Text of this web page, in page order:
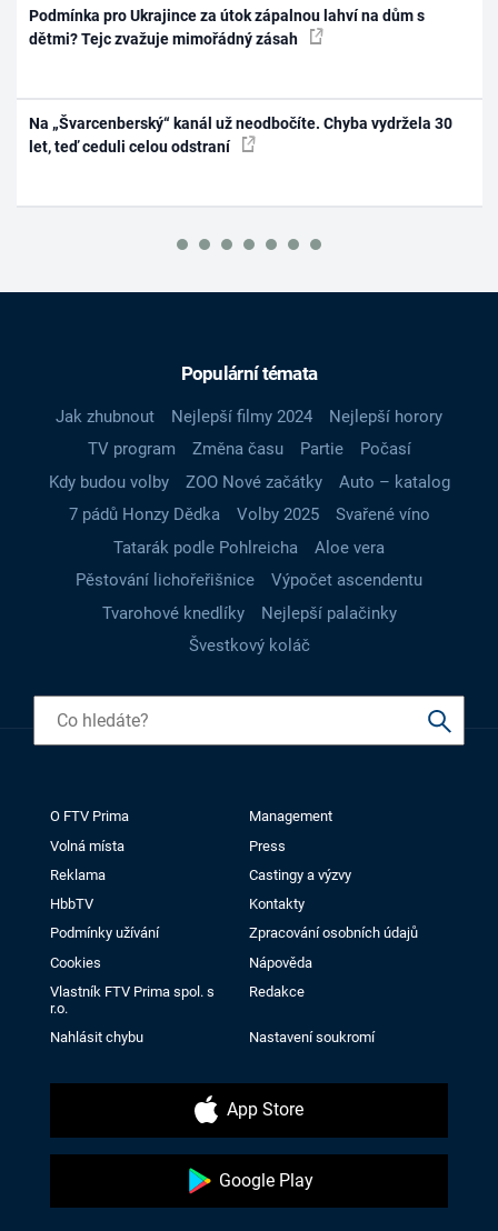
Podmínka pro Ukrajince za útok zápalnou lahví na dům s
dětmi? Tejc zvažuje mimořádný zásah
Na „Švarcenberský“ kanál už neodbočíte. Chyba vydržela 30
let, teď ceduli celou odstraní
Populární témata
Jak zhubnout Nejlepší filmy 2024
Nejlepší horory
TV program
Změna času Partie
Počasí
Kdy budou volby
ZOO Nové začátky
Auto – katalog
7 pádů Honzy Dědka
Volby 2025
Svařené víno
Tatarák podle Pohlreicha
Aloe vera
Pěstování lichořeřišnice
Výpočet ascendentu
Tvarohové knedlíky
Nejlepší palačinky
Švestkový koláč
O FTV Prima
Management
Volná místa
Press
Reklama
Castingy a výzvy
HbbTV
Kontakty
Podmínky užívání
Zpracování osobních údajů
Cookies
Nápověda
Vlastník FTV Prima spol. s
r.o.
Redakce
Nahlásit chybu Nastavení soukromí
App Store
Google Play